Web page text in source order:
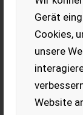
Gerät
Cookies,
unsere
Website
Kameras,